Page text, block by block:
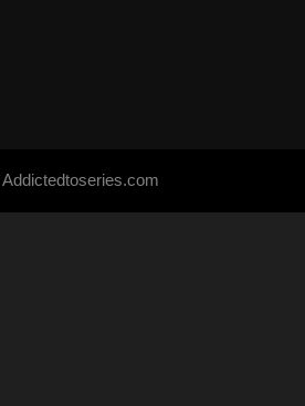
Addictedtoseries.com